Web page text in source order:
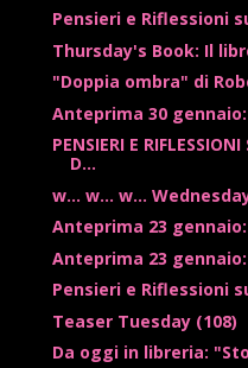
Pensieri e Riflessioni
Thursday's Book: Il
"Doppia ombra" di
Anteprima 30
PENSIERI E
D...
w... w... w...
Anteprima 23
Anteprima 23
Pensieri e Riflessioni
Teaser Tuesday (108)
Da oggi in libreria: